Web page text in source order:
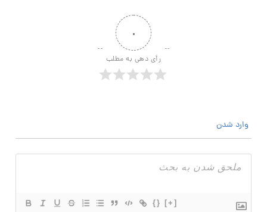
۰
رأی دهی به مطلب
وارد شدن
{} [+]